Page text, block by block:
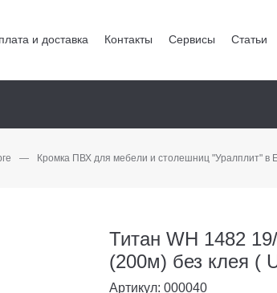
и доставка Контакты Сервисы Статьи
— Кромка ПВХ для мебели и столешниц "Уралплит" в
Титан WH 1482
(200м) без клея (
Артикул: 000040